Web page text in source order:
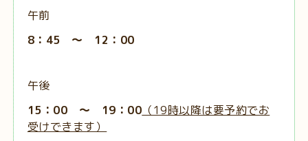
午前
8：45 ～ 12：00
午後
15：00 ～ 19：00 （19時以降は要予約でお
受けできます）